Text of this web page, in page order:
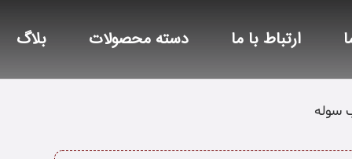
ارتباط با ما دسته محصولات بلاگ
سوله